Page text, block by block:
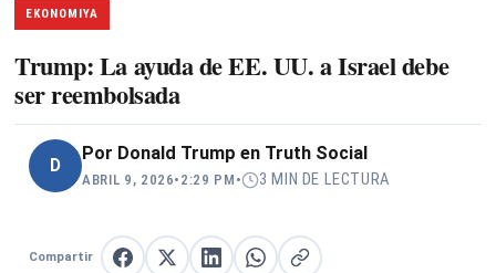
EKONOMIYA
Trump: La ayuda de EE. UU. a Israel debe
ser reembolsada
D
Por Donald Trump en Truth Social
ABRIL 9, 2026• 2:29 PM • 3 MIN DE LECTURA
Compartir Compartir en Facebook
Compartir en X
Compartir en LinkedIn
Compartir en WhatsApp
Copiar enlace